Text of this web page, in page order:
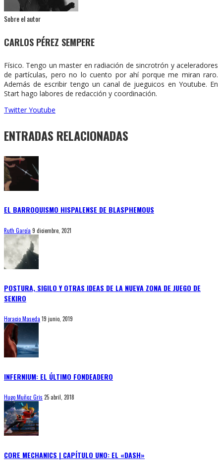
Sobre el autor
CARLOS PÉREZ SEMPERE
Físico. Tengo un master en radiación de sincrotrón y aceleradores
de partículas, pero no lo cuento por ahí porque me miran raro.
Además de escribir tengo un canal de jueguicos en Youtube. En
Start hago labores de redacción y coordinación.
Twitter Youtube
ENTRADAS RELACIONADAS
EL BARROQUISMO HISPALENSE DE BLASPHEMOUS
Ruth García 9 diciembre, 2021
POSTURA, SIGILO Y OTRAS IDEAS DE LA NUEVA ZONA DE JUEGO DE
SEKIRO
Horacio Maseda 19 junio, 2019
INFERNIUM: EL ÚLTIMO FONDEADERO
Hugo Muñoz Gris 25 abril, 2018
CORE MECHANICS | CAPÍTULO UNO: EL «DASH»